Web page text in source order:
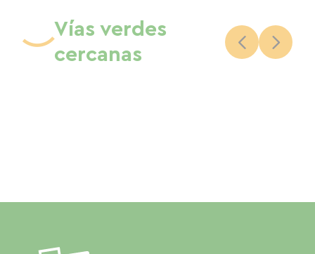
Vías verdes
cercanas